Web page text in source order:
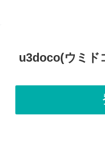
u3doco(ウミド